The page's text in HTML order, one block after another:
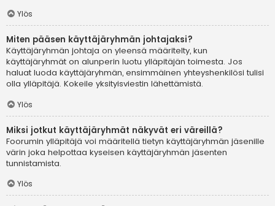
Ylös
Miten pääsen käyttäjäryhmän johtajaksi?
Käyttäjäryhmän johtaja on yleensä määritelty, kun
käyttäjäryhmät on alunperin luotu ylläpitäjän toimesta. Jos
haluat luoda käyttäjäryhmän, ensimmäinen yhteyshenkilösi tulisi
olla ylläpitäjä. Kokeile yksityisviestin lähettämistä.
Ylös
Miksi jotkut käyttäjäryhmät näkyvät eri väreillä?
Foorumin ylläpitäjä voi määritellä tietyn käyttäjäryhmän jäsenille
värin joka helpottaa kyseisen käyttäjäryhmän jäsenten
tunnistamista.
Ylös